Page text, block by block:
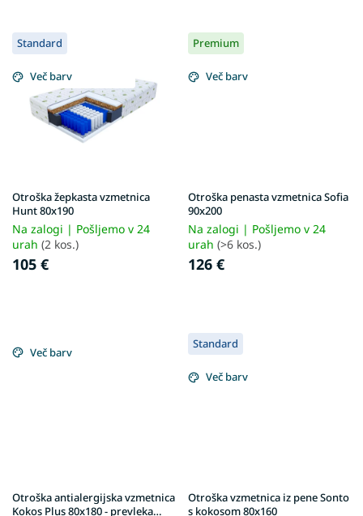
Standard
Več barv
Otroška žepkasta vzmetnica
Hunt 80x190
Na zalogi | Pošljemo v 24
urah (2 kos.)
105 €
Premium
Več barv
Otroška penasta vzmetnica Sofia
90x200
Na zalogi | Pošljemo v 24
urah (>6 kos.)
126 €
Več barv
Otroška antialergijska vzmetnica
Kokos Plus 80x180 - prevleka
Standard
Več barv
Otroška vzmetnica iz pene Sonto
s kokosom 80x160